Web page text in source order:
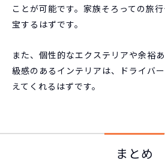
ことが可能です。家族そろっての旅
宝するはずです。
また、個性的なエクステリアや余裕
級感のあるインテリアは、ドライバ
えてくれるはずです。
まとめ